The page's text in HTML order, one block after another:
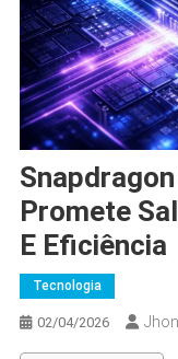
Promete
E Eficiência
Tecnologia
02/04/2026